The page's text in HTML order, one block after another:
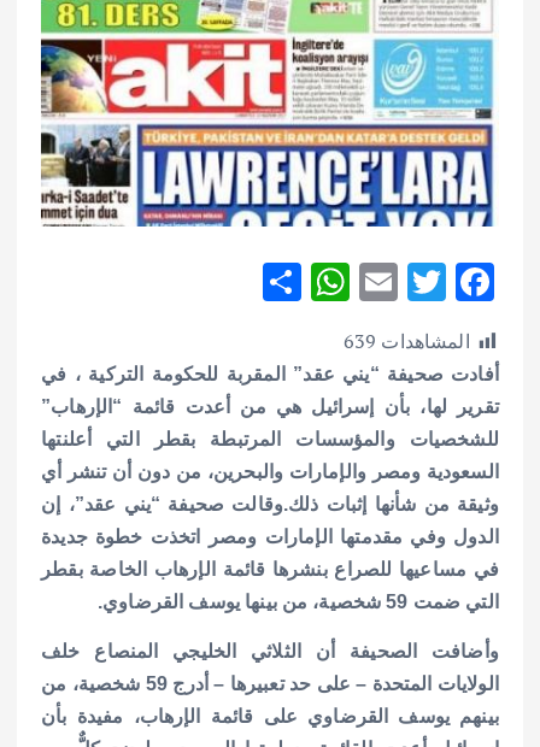
F
ac
e
b
o
o
k
T
w
it
te
r
E
ai
l
W
at
s
A
p
p
ar
e
المشاهدات 639
أفادت صحيفة “يني عقد” المقربة للحكومة التركية ، في
تقرير لها، بأن إسرائيل هي من أعدت قائمة “الإرهاب”
للشخصيات والمؤسسات المرتبطة ب‍قطر التي أعلنتها
السعودية ومصر والإمارات والبحرين، من دون أن تنشر أي
وثيقة من شأنها إثبات ذلك.وقالت صحيفة “يني عقد”، إن
الدول وفي مقدمتها الإمارات ومصر اتخذت خطوة جديدة
في مساعيها للصراع بنشرها قائمة الإرهاب الخاصة بقطر
التي ضمت 59 شخصية، من بينها يوسف القرضاوي.
وأضافت الصحيفة أن الثلاثي الخليجي المنصاع خلف
الولايات المتحدة – على حد تعبيرها – أدرج 59 شخصية، من
بينهم يوسف القرضاوي على قائمة الإرهاب، مفيدة بأن